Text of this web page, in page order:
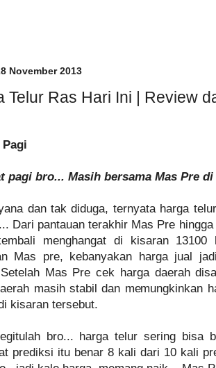
November 2013
Telur Ras Hari Ini | Review
Pagi
pagi bro... Masih bersama Mas Pre
dan tak diduga, ternyata harga
Dari pantauan terakhir Mas Pre
menghangat di kisaran 13100
Mas pre, kebanyakan harga jual
Mas Pre cek harga daerah
masih stabil dan memungkinkan
kisaran tersebut.
bro... harga telur sering bisa
prediksi itu benar 8 kali dari 10 kali